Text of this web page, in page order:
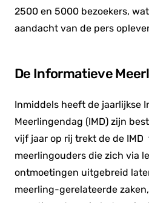
2500 en 5000 bezoekers,
aandacht van de pers
De Informatieve
Inmiddels heeft de jaarlijkse
Meerlingendag (IMD) zijn
vijf jaar op rij trekt de de
meerlingouders die zich via
ontmoetingen uitgebreid
meerling-gerelateerde